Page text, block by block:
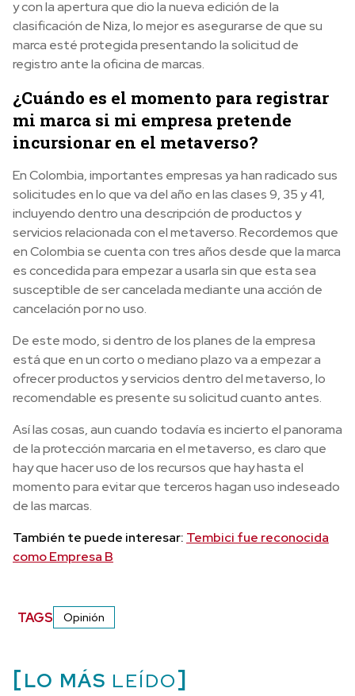
y con la apertura que dio la nueva edición de la
clasificación de Niza, lo mejor es asegurarse de que su
marca esté protegida presentando la solicitud de
registro ante la oficina de marcas.
¿Cuándo es el momento para registrar
mi marca si mi empresa pretende
incursionar en el metaverso?
En Colombia, importantes empresas ya han radicado sus
solicitudes en lo que va del año en las clases 9, 35 y 41,
incluyendo dentro una descripción de productos y
servicios relacionada con el metaverso. Recordemos que
en Colombia se cuenta con tres años desde que la marca
es concedida para empezar a usarla sin que esta sea
susceptible de ser cancelada mediante una acción de
cancelación por no uso.
De este modo, si dentro de los planes de la empresa
está que en un corto o mediano plazo va a empezar a
ofrecer productos y servicios dentro del metaverso, lo
recomendable es presente su solicitud cuanto antes.
Así las cosas, aun cuando todavía es incierto el panorama
de la protección marcaria en el metaverso, es claro que
hay que hacer uso de los recursos que hay hasta el
momento para evitar que terceros hagan uso indeseado
de las marcas.
También te puede interesar: Tembici fue reconocida
como Empresa B
TAGS Opinión
LO MÁS LEÍDO